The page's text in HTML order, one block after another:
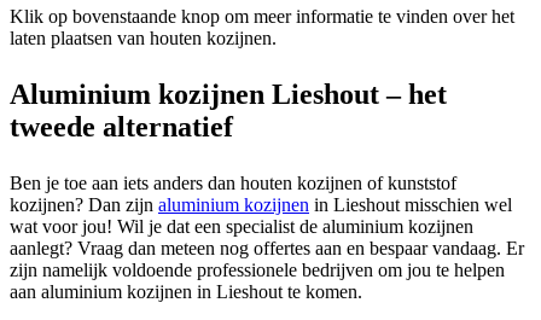
Klik op bovenstaande knop om meer informatie te vinden over het
laten plaatsen van houten kozijnen.
Aluminium kozijnen Lieshout – het
tweede alternatief
Ben je toe aan iets anders dan houten kozijnen of kunststof
kozijnen? Dan zijn aluminium kozijnen in Lieshout misschien wel
wat voor jou! Wil je dat een specialist de aluminium kozijnen
aanlegt? Vraag dan meteen nog offertes aan en bespaar vandaag. Er
zijn namelijk voldoende professionele bedrijven om jou te helpen
aan aluminium kozijnen in Lieshout te komen.